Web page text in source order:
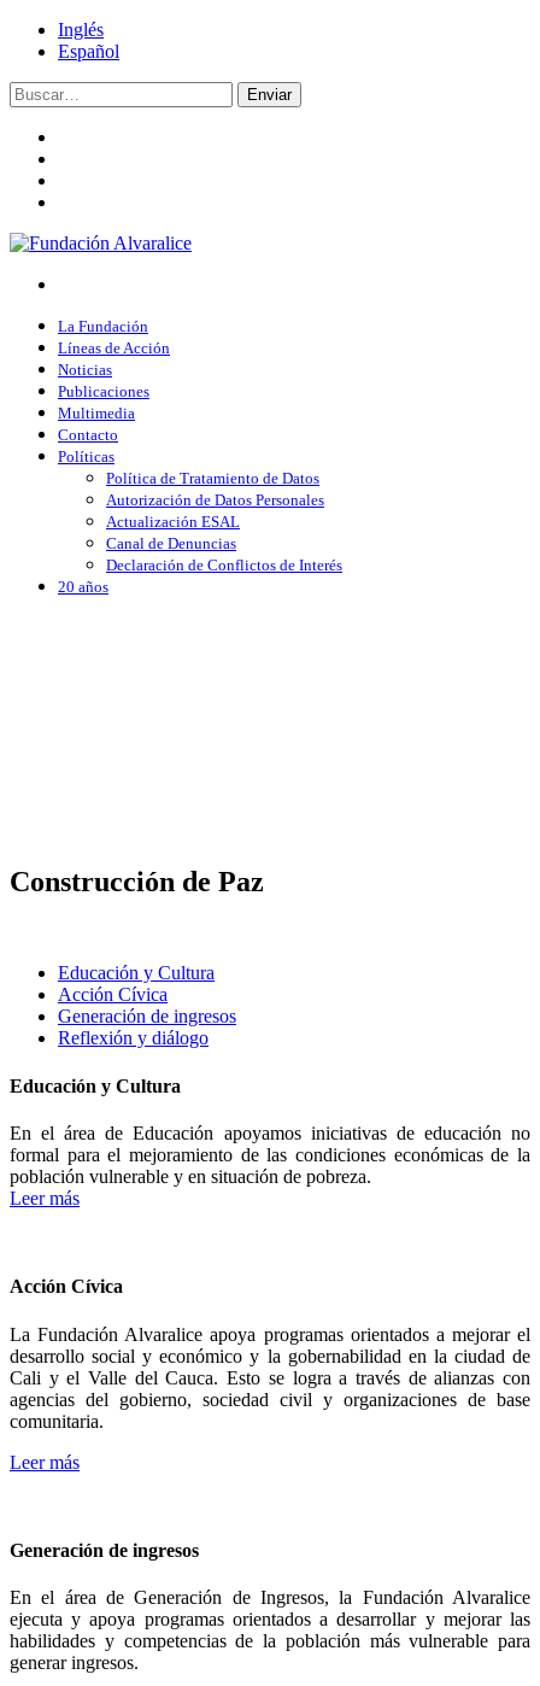
Inglés
Español
Enviar
La Fundación
Líneas de Acción
Noticias
Publicaciones
Multimedia
Contacto
Políticas
Política de Tratamiento de Datos
Autorización de Datos Personales
Actualización ESAL
Canal de Denuncias
Declaración de Conflictos de Interés
20 años
Construcción de Paz
Educación y Cultura
Acción Cívica
Generación de ingresos
Reflexión y diálogo
Educación y Cultura
En el área de Educación apoyamos iniciativas de educación no
formal para el mejoramiento de las condiciones económicas de la
población vulnerable y en situación de pobreza.
Leer más
Acción Cívica
La Fundación Alvaralice apoya programas orientados a mejorar el
desarrollo social y económico y la gobernabilidad en la ciudad de
Cali y el Valle del Cauca. Esto se logra a través de alianzas con
agencias del gobierno, sociedad civil y organizaciones de base
comunitaria.
Leer más
Generación de ingresos
En el área de Generación de Ingresos, la Fundación Alvaralice
ejecuta y apoya programas orientados a desarrollar y mejorar las
habilidades y competencias de la población más vulnerable para
generar ingresos.